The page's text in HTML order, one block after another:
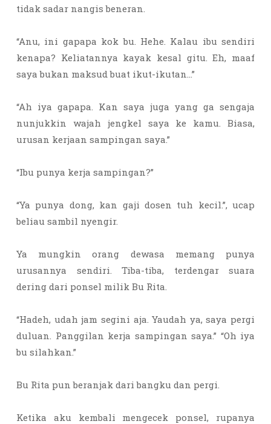
tidak sadar nangis beneran.
“Anu, ini gapapa kok bu. Hehe. Kalau ibu sendiri
kenapa? Keliatannya kayak kesal gitu. Eh, maaf
saya bukan maksud buat ikut-ikutan…”
“Ah iya gapapa. Kan saya juga yang ga sengaja
nunjukkin wajah jengkel saya ke kamu. Biasa,
urusan kerjaan sampingan saya.”
“Ibu punya kerja sampingan?”
“Ya punya dong, kan gaji dosen tuh kecil.”, ucap
beliau sambil nyengir.
Ya mungkin orang dewasa memang punya
urusannya sendiri. Tiba-tiba, terdengar suara
dering dari ponsel milik Bu Rita.
“Hadeh, udah jam segini aja. Yaudah ya, saya pergi
duluan. Panggilan kerja sampingan saya.” “Oh iya
bu silahkan.”
Bu Rita pun beranjak dari bangku dan pergi.
Ketika aku kembali mengecek ponsel, rupanya